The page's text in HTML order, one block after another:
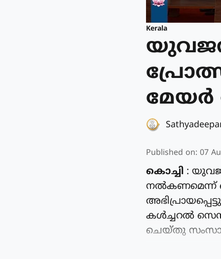
Kerala
Published on: 07
കൊച്ചി :
നൽകണമെന്ന്
കൾച്ചറൽ
ചെയ്തു